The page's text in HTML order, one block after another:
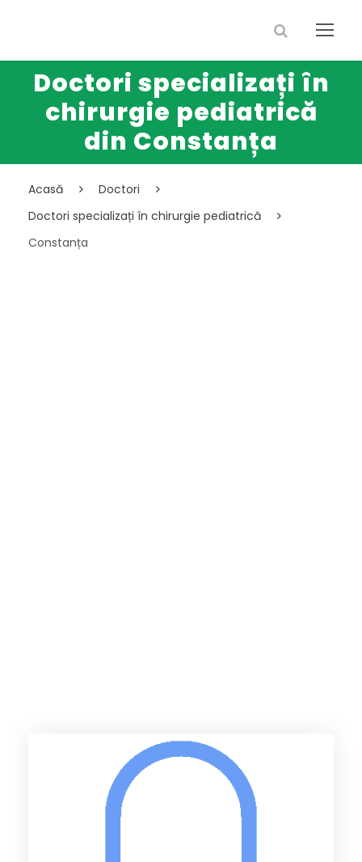
Doctori specializați în
chirurgie pediatrică
din Constanța
Acasă
Doctori
Doctori specializați în chirurgie pediatrică
Constanța